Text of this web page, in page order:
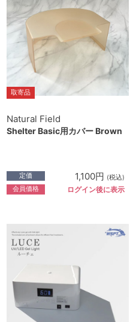
取寄品
Natural Field
Shelter Basic用カバー Brown
定価 1,100円 (税込)
会員価格 ログイン後に表示